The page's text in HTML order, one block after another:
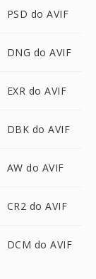
PSD do AVIF
DNG do AVIF
EXR do AVIF
DBK do AVIF
AW do AVIF
CR2 do AVIF
DCM do AVIF